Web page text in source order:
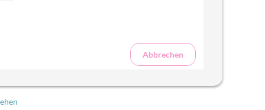
Dominikanischer Peso
Ägyptisches Pfund
Abbrechen